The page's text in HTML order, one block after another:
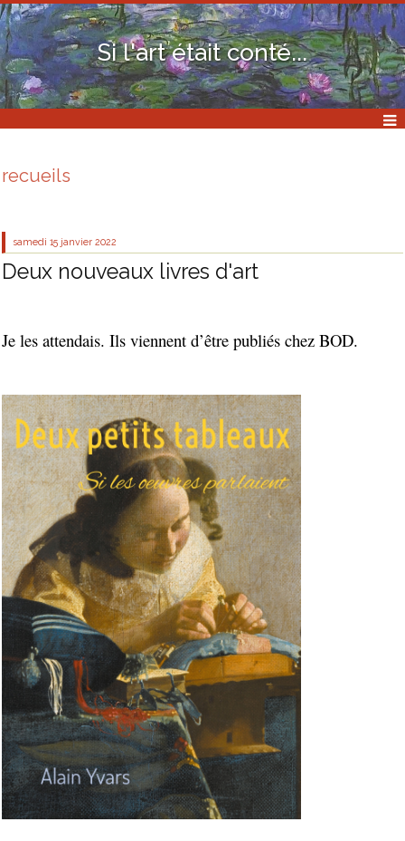
Si l'art était conté...
recueils
samedi 15 janvier 2022
Deux nouveaux livres d'art
Je les attendais. Ils viennent d’être publiés chez BOD.